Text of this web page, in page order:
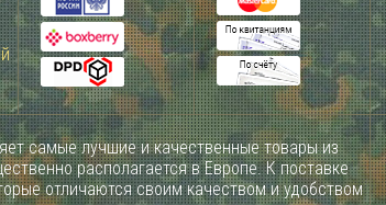
самые лучшие и качественные товары из
располагается в Европе. К поставке
отличаются своим качеством и удобством